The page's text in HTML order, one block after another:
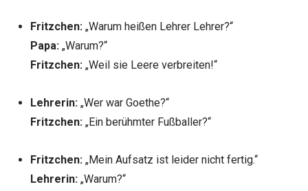
Fritzchen:„Warum heißen Lehrer Lehrer?“
Papa:„Warum?“
Fritzchen:„Weil sie Leere verbreiten!“
Lehrerin:„Wer war Goethe?“
Fritzchen:„Ein berühmter Fußballer?“
Fritzchen:„Mein Aufsatz ist leider nicht fertig.“
Lehrerin:„Warum?“